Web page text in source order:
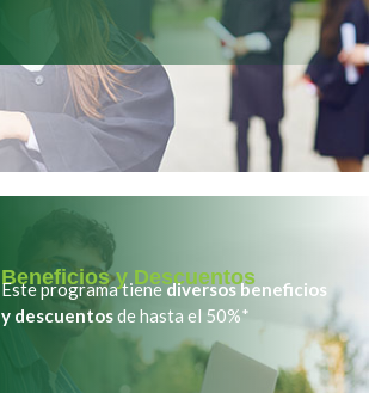
Beneficios y Descuentos
Este programa tienediversos beneficios
y descuentosde hasta el 50%*